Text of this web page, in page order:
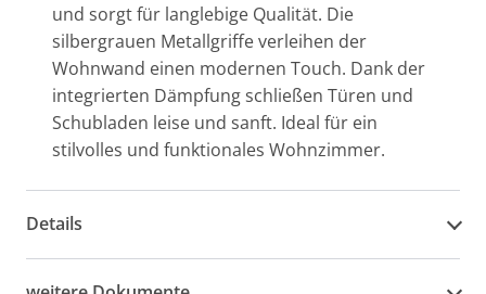
und sorgt für langlebige Qualität. Die
silbergrauen Metallgriffe verleihen der
Wohnwand einen modernen Touch. Dank der
integrierten Dämpfung schließen Türen und
Schubladen leise und sanft. Ideal für ein
stilvolles und funktionales Wohnzimmer.
Details